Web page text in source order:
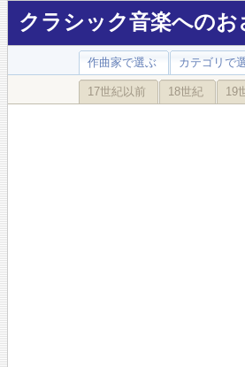
クラシック音楽への
作曲家で選ぶ カテゴリで
17世紀以前 18世紀 19